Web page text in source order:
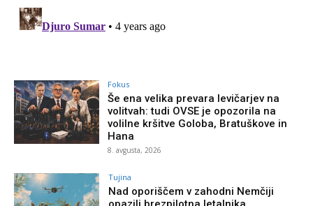
Fokus
Še ena velika prevara levičarjev na
volitvah: tudi OVSE je opozorila na
volilne kršitve Goloba, Bratuškove in
Hana
8. avgusta, 2026
Tujina
Nad oporiščem v zahodni Nemčiji